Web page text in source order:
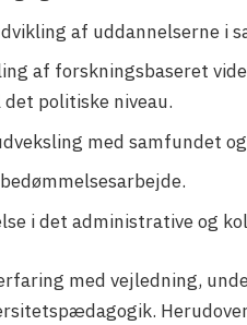
af uddannelserne i
af forskningsbaseret
politiske niveau.
med samfundet
i det administrative og
med vejledning,